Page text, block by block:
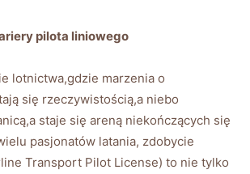
pilota liniowego
lotnictwa,gdzie marzenia o
się rzeczywistością,a niebo
staje się areną niekończących się
pasjonatów latania, zdobycie
Transport Pilot License) to nie tylko